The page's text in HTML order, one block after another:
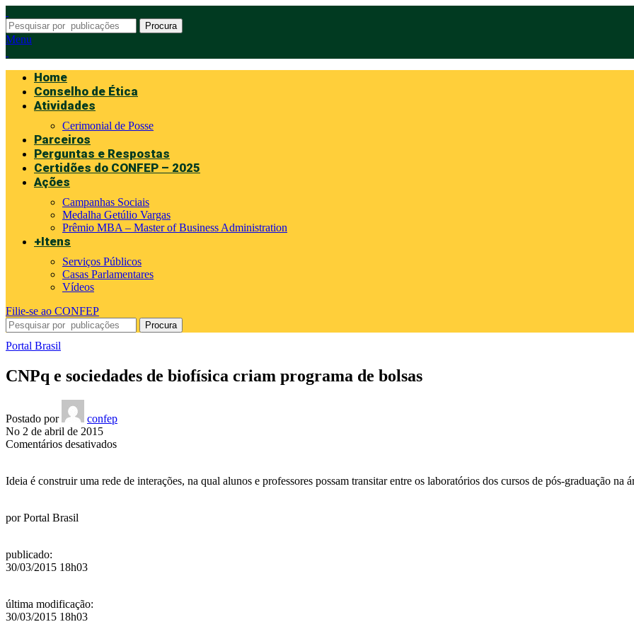
Procura
Menu
Home
Conselho de Ética
Atividades
Cerimonial de Posse
Parceiros
Perguntas e Respostas
Certidões do CONFEP – 2025
Ações
Campanhas Sociais
Medalha Getúlio Vargas
Prêmio MBA – Master of Business Administration
+Itens
Serviços Públicos
Casas Parlamentares
Vídeos
Filie-se ao CONFEP
Procura
Portal Brasil
CNPq e sociedades de biofísica criam programa de bolsas
Postado por
confep
No 2 de abril de 2015
Comentários desativadosem
sociedades
Ideia é construir uma rede de interações, na qual alunos e professores possam transitar entre os laboratórios dos cursos de pós-graduação na
porPortal Brasil
publicado:
30/03/2015 18h03
última modificação:
30/03/2015 18h03